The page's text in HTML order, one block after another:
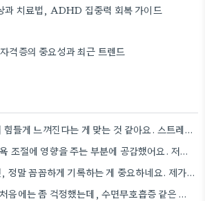
치료법, ADHD 집중력 회복 가이드
격증의 중요성과 최근 트렌드
밥 먹는 시간이 오히려 힘들게 느껴진다는 게 맞는 것 같아요. 스트레스가 뇌에 미치는 영향 때문에…
과도한 스트레스가 식욕 조절에 영향을 주는 부분에 공감했어요. 저도 비슷한 경험이 있는데, 스트레스가 심하면 음식을…
수면 일지 작성하는 것, 정말 꼼꼼하게 기록하는 게 중요하네요. 제가 아는 사람도 엉뚱하게 적어서 결과가…
수면다원검사 때문에 처음에는 좀 걱정했는데, 수면무호흡증 같은 문제도 같이 확인해준다는 점이 좋네요.